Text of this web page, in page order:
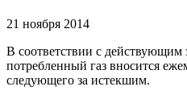
21 ноября 2014
В соответствии с действующим
потребленный газ вносится
следующего за истекшим.